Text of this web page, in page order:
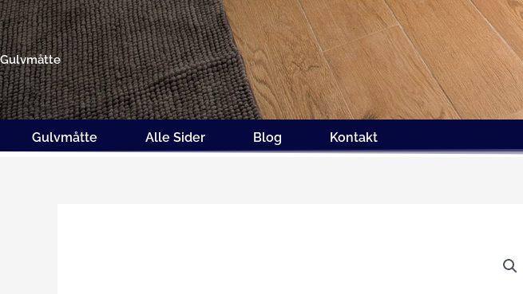
Gå
til
indholdet
Gulvmåtte
Gulvmåtte Alle Sider Blog Kontakt